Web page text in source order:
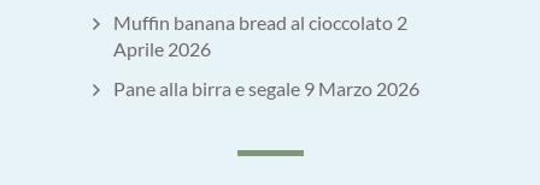
Muffin banana bread al cioccolato 2
Aprile 2026
Pane alla birra e segale 9 Marzo 2026